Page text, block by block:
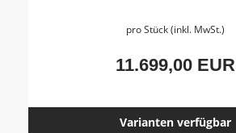
pro Stück (inkl. MwSt.)
11.699,00 EUR
Varianten verfügbar